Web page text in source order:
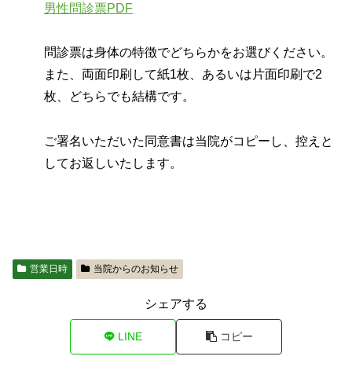
男性問診票PDF
問診票は身体の特徴でどちらかをお選びください。
また、両面印刷して紙1枚、あるいは片面印刷で2
枚、どちらでも結構です。
ご署名いただいた同意書は当院がコピーし、控えと
してお返しいたします。
営業日時 当院からのお知らせ
シェアする
LINE コピー